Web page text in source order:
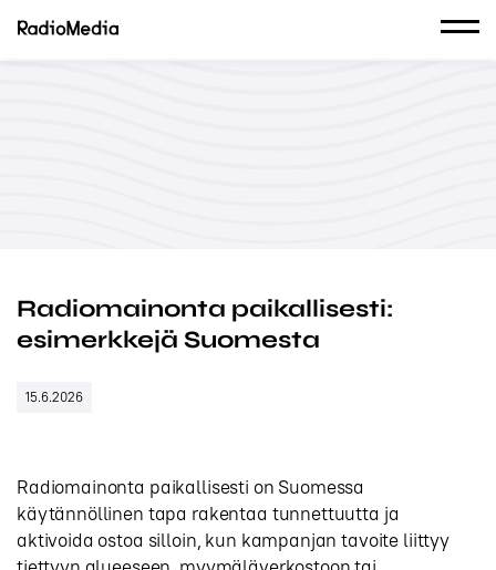
Radiomainonta paikallisesti:
esimerkkejä Suomesta
15.6.2026
Radiomainonta paikallisesti on Suomessa
käytännöllinen tapa rakentaa tunnettuutta ja
aktivoida ostoa silloin, kun kampanjan tavoite liittyy